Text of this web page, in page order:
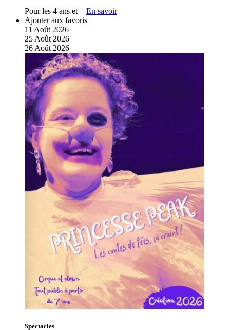
Pour les 4 ans et + En savoir
Ajouter aux favoris
11 Août 2026
25 Août 2026
26 Août 2026
Spectacles